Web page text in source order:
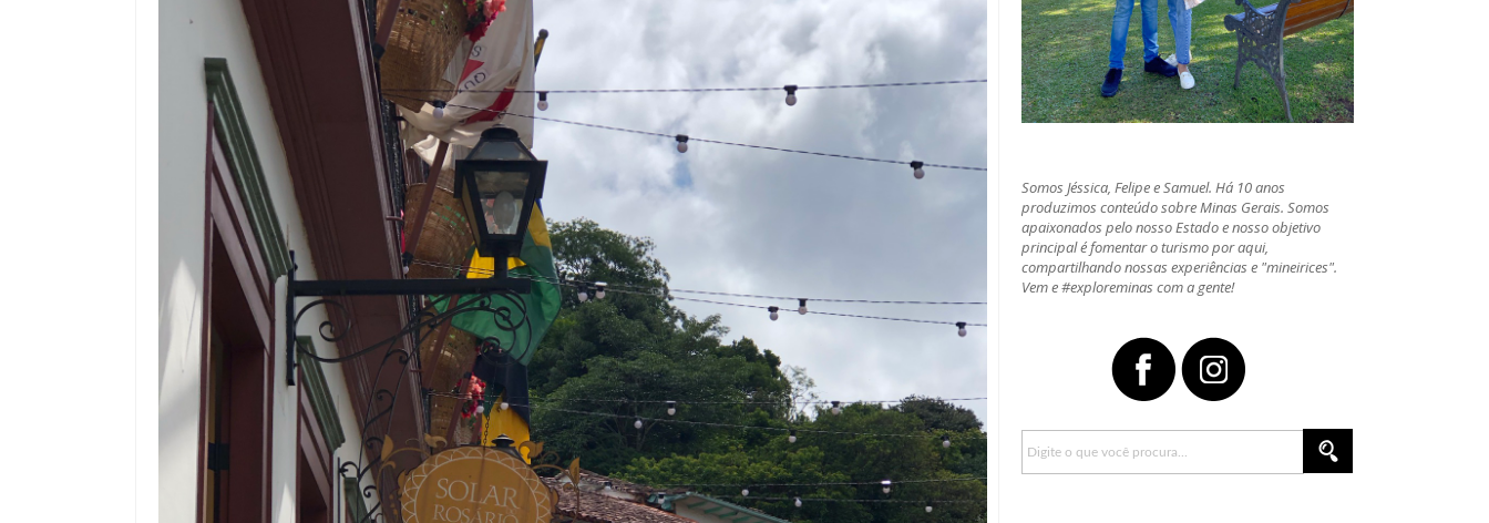
Somos Jéssica, Felipe e Samuel. Há 10 anos
produzimos conteúdo sobre Minas Gerais. Somos
apaixonados pelo nosso Estado e nosso objetivo
principal é fomentar o turismo por aqui,
compartilhando nossas experiências e "mineirices".
Vem e #exploreminas com a gente!